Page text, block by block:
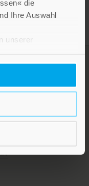
die
Ihre Auswahl
unserer